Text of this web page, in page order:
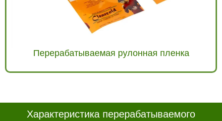
Перерабатываемая рулонная пленка
Характеристика перерабатываемого